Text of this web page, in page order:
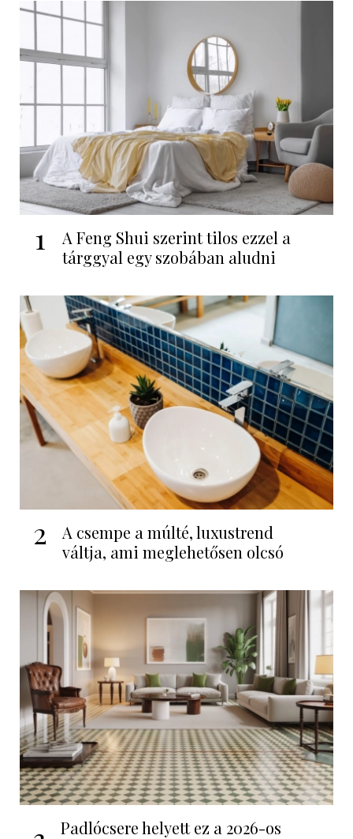
1
A Feng Shui szerint tilos ezzel a
tárggyal egy szobában aludni
2
A csempe a múlté, luxustrend
váltja, ami meglehetősen olcsó
Padlócsere helyett ez a 2026-os